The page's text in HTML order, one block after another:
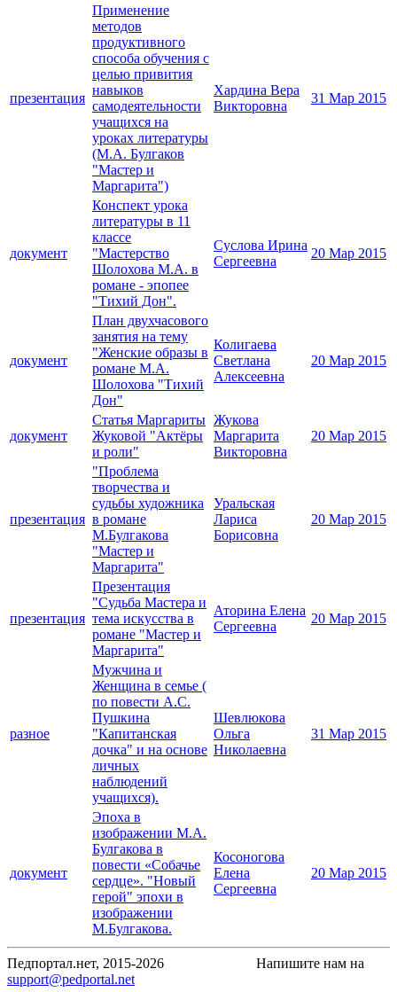
презентация
Применение
методов
продуктивного
способа обучения с
целью привития
навыков
самодеятельности
учащихся на
уроках литературы
(М.А. Булгаков
"Мастер и
Маргарита")
Хардина Вера
Викторовна
31 Мар 2015
документ
Конспект урока
литературы в 11
классе
"Мастерство
Шолохова М.А. в
романе - эпопее
"Тихий Дон".
Суслова Ирина
Сергеевна
20 Мар 2015
документ
План двухчасового
занятия на тему
"Женские образы в
романе М.А.
Шолохова "Тихий
Дон"
Колигаева
Светлана
Алексеевна
20 Мар 2015
документ
Статья Маргариты
Жуковой "Актёры
и роли"
Жукова
Маргарита
Викторовна
20 Мар 2015
презентация
"Проблема
творчества и
судьбы художника
в романе
М.Булгакова
"Мастер и
Маргарита"
Уральская
Лариса
Борисовна
20 Мар 2015
презентация
Презентация
"Судьба Мастера и
тема искусства в
романе "Мастер и
Маргарита"
Аторина Елена
Сергеевна
20 Мар 2015
разное
Мужчина и
Женщина в семье (
по повести А.С.
Пушкина
"Капитанская
дочка" и на основе
личных
наблюдений
учащихся).
Шевлюкова
Ольга
Николаевна
31 Мар 2015
документ
Эпоха в
изображении М.А.
Булгакова в
повести «Собачье
сердце». "Новый
герой" эпохи в
изображении
М.Булгакова.
Косоногова
Елена
Сергеевна
20 Мар 2015
Педпортал.нет, 2015-2026
Напишите нам на
support@pedportal.net